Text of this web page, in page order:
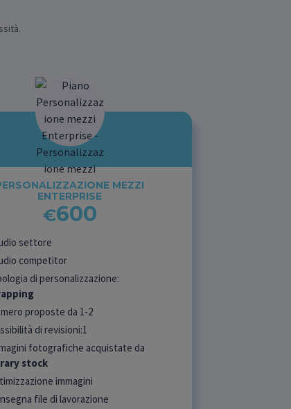
MEZZI
ENTERPRISE
€600
settore
competitor
di personalizzazione:
proposte da 1-2
di revisioni:1
fotografiche acquistate da
stock
immagini
file di lavorazione